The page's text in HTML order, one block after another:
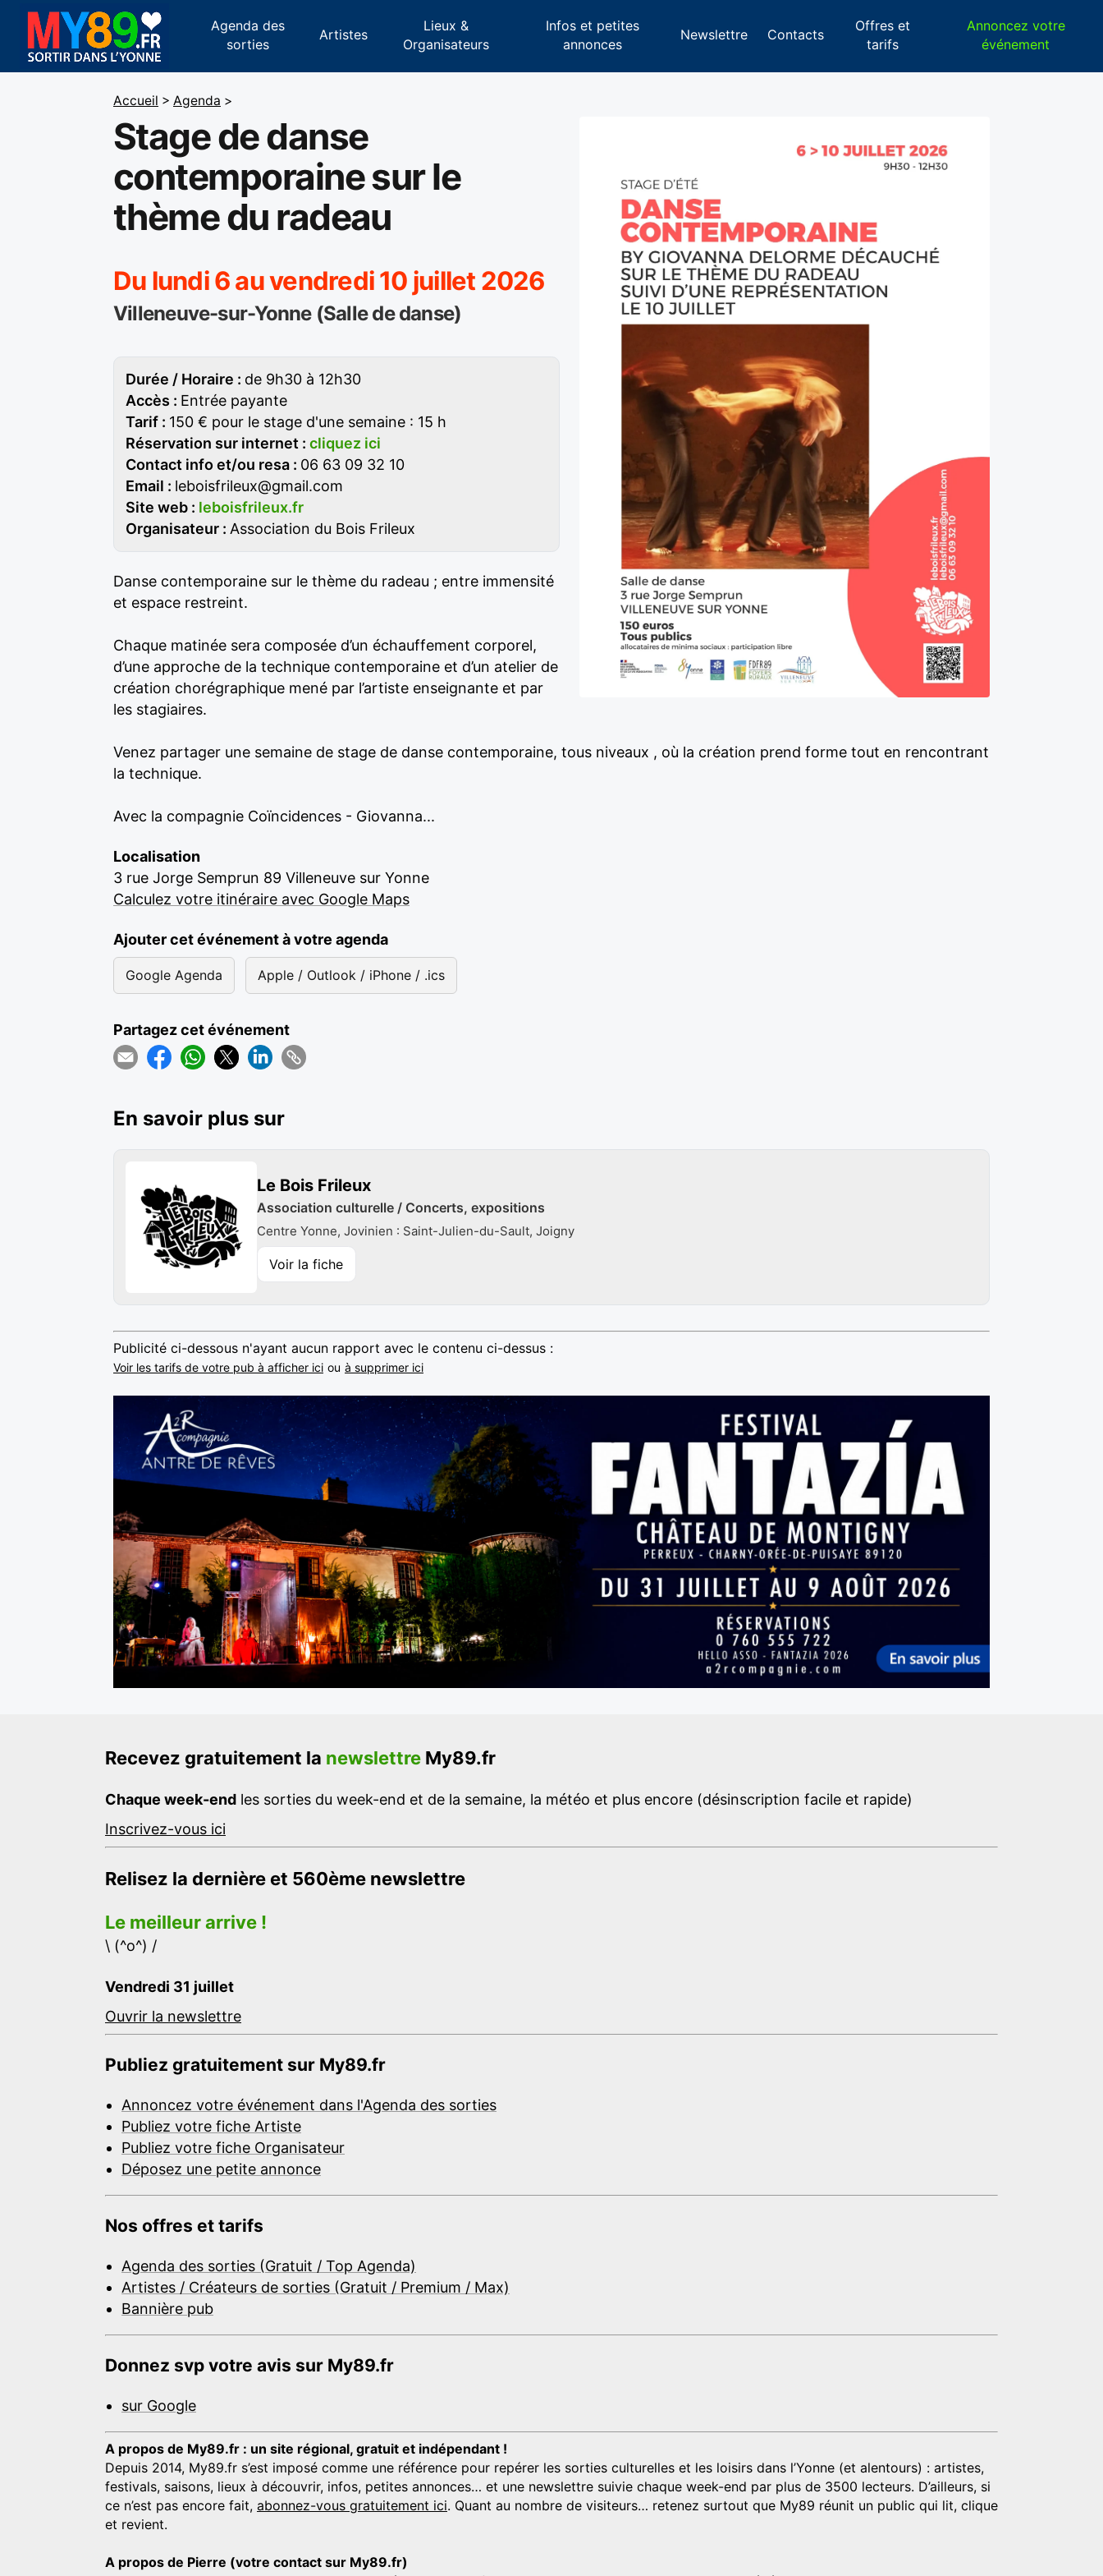
Agenda des
sorties
Artistes
Lieux &
Organisateurs
Infos et petites
annonces
Newslettre Contacts
Offres et
tarifs
Annoncez votre
événement
Accueil > Agenda >
Stage de danse
contemporaine sur le
thème du radeau
Du lundi 6 au vendredi 10 juillet 2026
Villeneuve-sur-Yonne (Salle de danse)
Durée / Horaire : de 9h30 à 12h30
Accès : Entrée payante
Tarif : 150 € pour le stage d'une semaine : 15 h
Réservation sur internet : cliquez ici
Contact info et/ou resa : 06 63 09 32 10
Email : leboisfrileux@gmail.com
Site web : leboisfrileux.fr
Organisateur : Association du Bois Frileux
Danse contemporaine sur le thème du radeau ; entre immensité
et espace restreint.
Chaque matinée sera composée d’un échauffement corporel,
d’une approche de la technique contemporaine et d’un atelier de
création chorégraphique mené par l’artiste enseignante et par
les stagiaires.
Venez partager une semaine de stage de danse contemporaine, tous niveaux , où la création prend forme tout en rencontrant
la technique.
Avec la compagnie Coïncidences - Giovanna...
Localisation
3 rue Jorge Semprun 89 Villeneuve sur Yonne
Calculez votre itinéraire avec Google Maps
Ajouter cet événement à votre agenda
Google Agenda Apple / Outlook / iPhone / .ics
Partagez cet événement
En savoir plus sur
Le Bois Frileux
Association culturelle / Concerts, expositions
Centre Yonne, Jovinien : Saint-Julien-du-Sault, Joigny
Voir la fiche
Publicité ci-dessous n'ayant aucun rapport avec le contenu ci-dessus :
Voir les tarifs de votre pub à afficher ici ou à supprimer ici
Recevez gratuitement la newslettre My89.fr
Chaque week-end les sorties du week-end et de la semaine, la météo et plus encore (désinscription facile et rapide)
Inscrivez-vous ici
Relisez la dernière et 560ème newslettre
Le meilleur arrive !
\ (^o^) /
Vendredi 31 juillet
Ouvrir la newslettre
Publiez gratuitement sur My89.fr
Annoncez votre événement dans l'Agenda des sorties
Publiez votre fiche Artiste
Publiez votre fiche Organisateur
Déposez une petite annonce
Nos offres et tarifs
Agenda des sorties (Gratuit / Top Agenda)
Artistes / Créateurs de sorties (Gratuit / Premium / Max)
Bannière pub
Donnez svp votre avis sur My89.fr
sur Google
A propos de My89.fr : un site régional, gratuit et indépendant !
Depuis 2014, My89.fr s’est imposé comme une référence pour repérer les sorties culturelles et les loisirs dans l’Yonne (et alentours) : artistes,
festivals, saisons, lieux à découvrir, infos, petites annonces… et une newslettre suivie chaque week-end par plus de 3500 lecteurs. D’ailleurs, si
ce n’est pas encore fait, abonnez-vous gratuitement ici. Quant au nombre de visiteurs… retenez surtout que My89 réunit un public qui lit, clique
et revient.
A propos de Pierre (votre contact sur My89.fr)